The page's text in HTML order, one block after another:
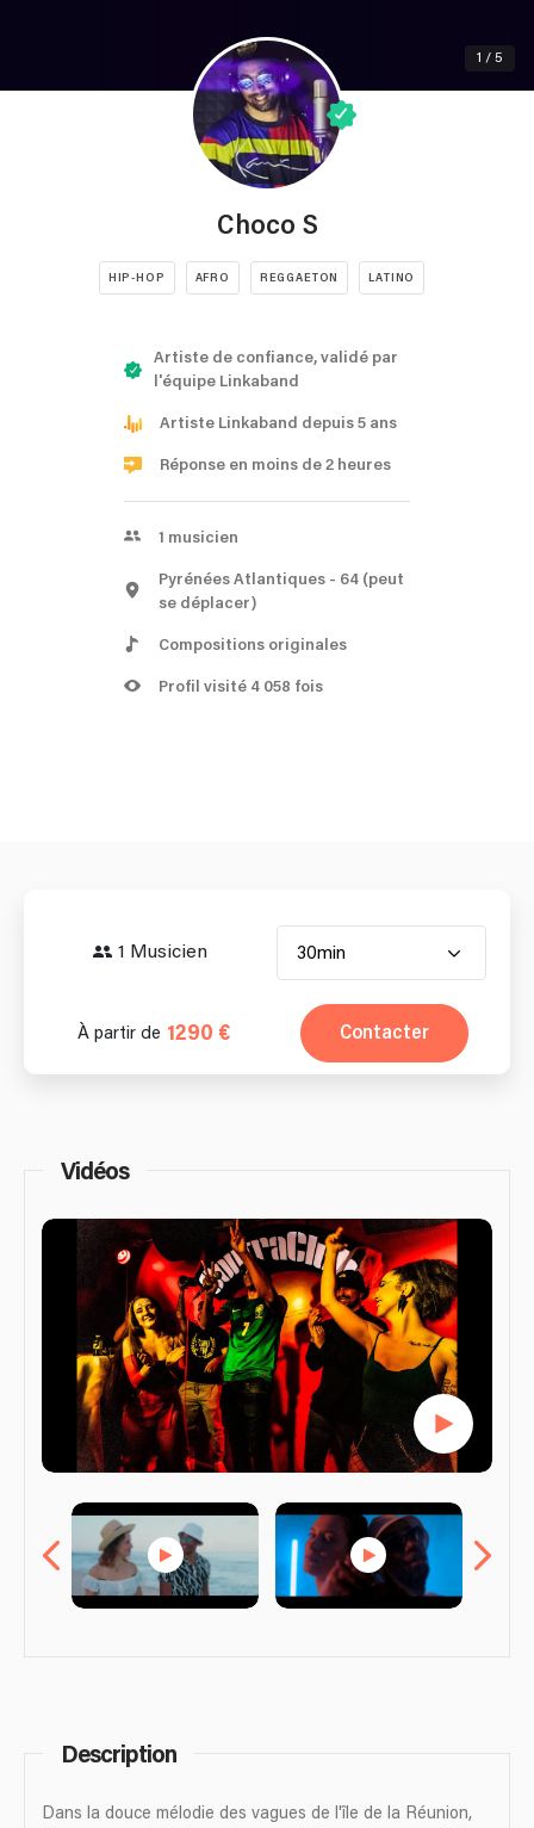
1 / 5
Choco S
HIP-HOP AFRO REGGAETON LATINO
Artiste de confiance, validé par
l'équipe Linkaband
Artiste Linkaband depuis 5 ans
Réponse en moins de 2 heures
1 musicien
Pyrénées Atlantiques - 64 (peut
se déplacer)
Compositions originales
Profil visité 4 058 fois
1 Musicien 30min
À partir de 1290 € Contacter
Vidéos
Description
Dans la douce mélodie des vagues de l'île de la Réunion,